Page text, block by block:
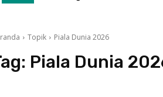
Topik Piala Dunia 2026
Piala Dunia